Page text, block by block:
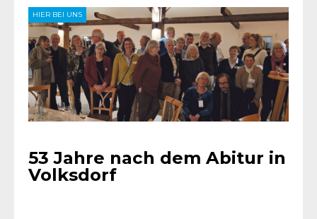
HIER BEI UNS
53 Jahre nach dem Abitur in
Volksdorf